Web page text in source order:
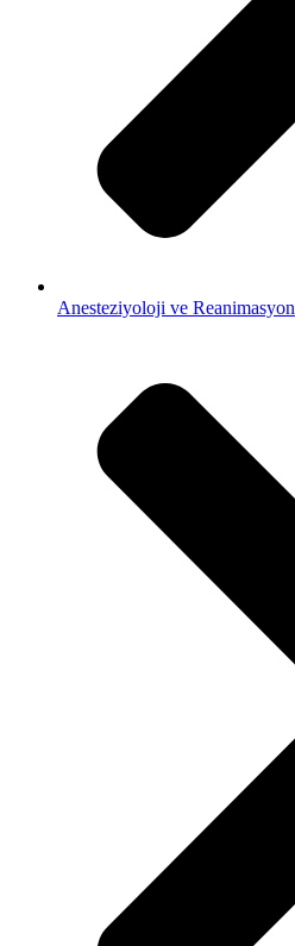
Anesteziyoloji ve Reanimasyon